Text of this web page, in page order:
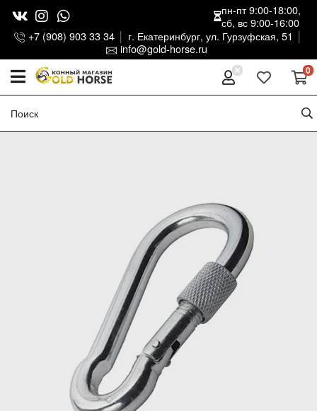
+7 (908) 903 33 34
г. Екатеринбург, ул. Гурзуфская, 51
info@gold-horse.ru
пн-пт 9:00-18:00,
сб, вс 9:00-16:00
0